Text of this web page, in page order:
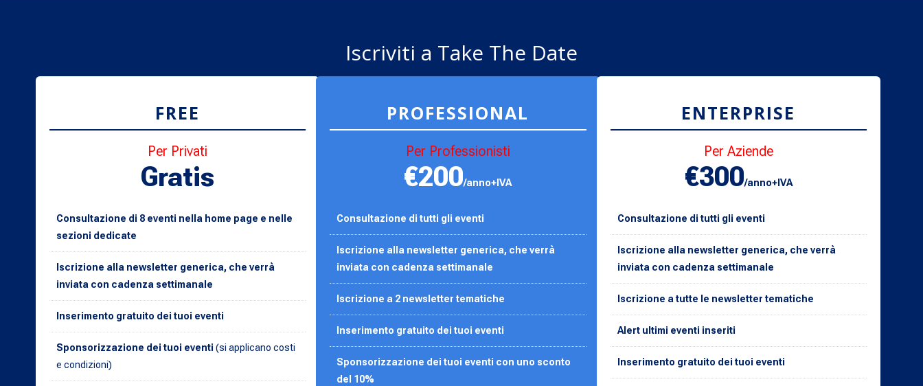
Iscriviti a Take The Date
FREE
Per Privati
Gratis
Consultazione di 8 eventi nella home page e nelle
sezioni dedicate
Iscrizione alla newsletter generica, che verrà
inviata con cadenza settimanale
Inserimento gratuito dei tuoi eventi
Sponsorizzazione dei tuoi eventi (si applicano costi
e condizioni)
PROFESSIONAL
Per Professionisti
€200/anno+IVA
Consultazione di tutti gli eventi
Iscrizione alla newsletter generica, che verrà
inviata con cadenza settimanale
Iscrizione a 2 newsletter tematiche
Inserimento gratuito dei tuoi eventi
Sponsorizzazione dei tuoi eventi con uno sconto
del 10%
ENTERPRISE
Per Aziende
€300/anno+IVA
Consultazione di tutti gli eventi
Iscrizione alla newsletter generica, che verrà
inviata con cadenza settimanale
Iscrizione a tutte le newsletter tematiche
Alert ultimi eventi inseriti
Inserimento gratuito dei tuoi eventi